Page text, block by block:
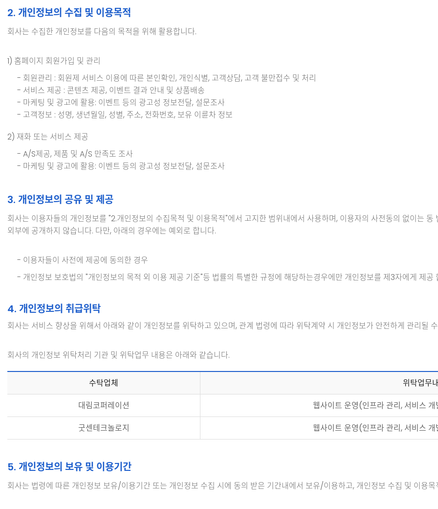
2. 개인정보의 수집 및 이용목적
회사는 수집한 개인정보를 다음의 목적을 위해 활용합니다.
1) 홈페이지 회원가입 및 관리
- 회원관리 : 회원제 서비스 이용에 따른 본인확인, 개인식별, 고객상담, 고객 불만접수 및 처리
- 서비스 제공 : 콘텐츠 제공, 이벤트 결과 안내 및 상품배송
- 마케팅 및 광고에 활용: 이벤트 등의 광고성 정보전달, 설문조사
- 고객정보 : 성명, 생년월일, 성별, 주소, 전화번호, 보유 이륜차 정보
2) 재화 또는 서비스 제공
- A/S제공, 제품 및 A/S 만족도 조사
- 마케팅 및 광고에 활용: 이벤트 등의 광고성 정보전달, 설문조사
3. 개인정보의 공유 및 제공
회사는 이용자들의 개인정보를 "2.개인정보의 수집목적 및 이용목적"에서 고지한 범위내에서 사용하며, 이용자의 사전동의 없이는
외부에 공개하지 않습니다. 다만, 아래의 경우에는 예외로 합니다.
- 이용자들이 사전에 제공에 동의한 경우
- 개인정보 보호법의 "개인정보의 목적 외 이용 제공 기준"등 법률의 특별한 규정에 해당하는경우에만 개인정보를 제3자에게 제공
4. 개인정보의 취급위탁
회사는 서비스 향상을 위해서 아래와 같이 개인정보를 위탁하고 있으며, 관계 법령에 따라 위탁계약 시 개인정보가 안전하게 관리될
회사의 개인정보 위탁처리 기관 및 위탁업무 내용은 아래와 같습니다.
수탁업체
위탁업무
대림코퍼레이션
웹사이트 운영(인프라 관리, 서비스
굿센테크놀로지
웹사이트 운영(인프라 관리, 서비스
5. 개인정보의 보유 및 이용기간
회사는 법령에 따른 개인정보 보유/이용기간 또는 개인정보 수집 시에 동의 받은 기간내에서 보유/이용하고, 개인정보 수집 및 이용